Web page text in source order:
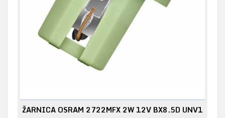
ŽARNICA OSRAM 2722MFX 2W 12V BX8.5D UNV1